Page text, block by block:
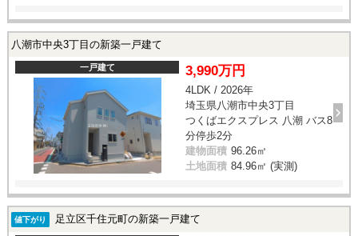
八潮市中央3丁目の新築一戸建て
一戸建て 3,990万円
4LDK / 2026年
埼玉県八潮市中央3丁目
つくばエクスプレス 八潮 バス8
分停歩2分
建物面積 96.26㎡
土地面積 84.96㎡ (実測)
値下がり 足立区千住元町の新築一戸建て